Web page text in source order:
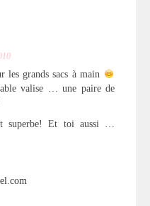
les grands sacs à main
valise … une paire de
superbe! Et toi aussi …